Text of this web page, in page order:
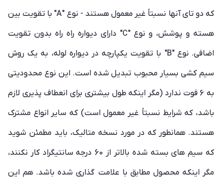
که دو تای آنها نسبتاً غیر معمول هستند - نوع "A" با تقویت بین
هسته و پوشش، و نوع "C" دارای دیواره راه راه بدون تقویت
اضافی. نوع "B" با تقویت یکپارچه در دیواره لوله، به یک روش
سیم کشی بسیار محبوب تبدیل شده است. این نوع محدودیتی
به 6 فوت ندارد (مگر اینکه طول بیشتری برای انعطاف پذیری لازم
باشد، که شرایط نسبتاً غیر معمول است) که سایر انواع مشترک
هستند. همانطور که در مورد نسخه متالیک، باید مطمئن شوید
که سیم های بسته شده بالاتر از 60 درجه سانتیگراد کار نکنند،
مگر اینکه محصول مطابق با علامت گذاری شده باشد. هم این